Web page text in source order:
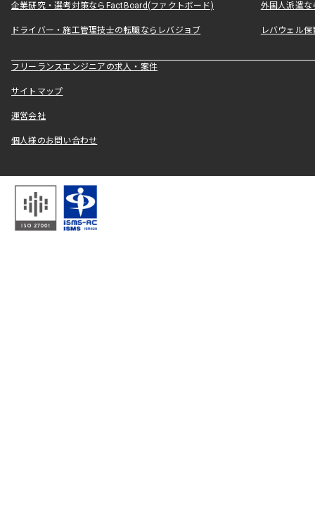
企業研究・選考対策ならFactBoard(ファクトボード) 外国人派遣な
ドライバー・施工管理技士の転職ならレバジョブ レバウェル
フリーランスエンジニアの求人・案件
サイトマップ
運営会社
個人様のお問い合わせ